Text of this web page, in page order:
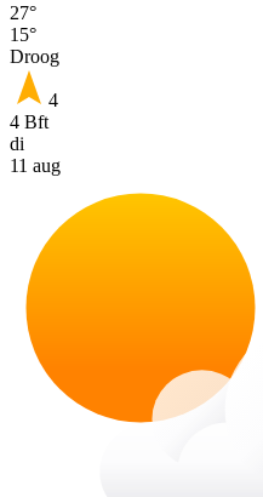
27°
15°
Droog
4
4 Bft
di
11 aug